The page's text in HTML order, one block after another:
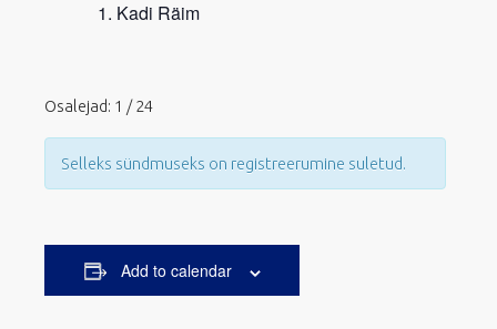
Kadi Räim
Osalejad: 1 / 24
Selleks sündmuseks on registreerumine suletud.
Add to calendar